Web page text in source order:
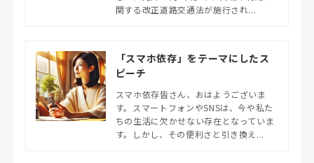
関する改正道路交通法が施行され...
「スマホ依存」をテーマにしたス
ピーチ
スマホ依存皆さん、おはようございま
す。スマートフォンやSNSは、今や私た
ちの生活に欠かせない存在となっていま
す。しかし、その便利さと引き換え...